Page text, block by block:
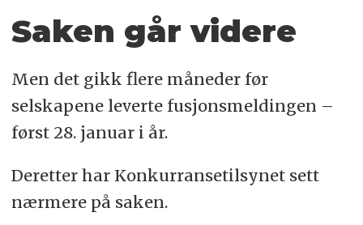
Saken går videre
Men det gikk flere måneder før
selskapene leverte fusjonsmeldingen –
først 28. januar i år.
Deretter har Konkurransetilsynet sett
nærmere på saken.